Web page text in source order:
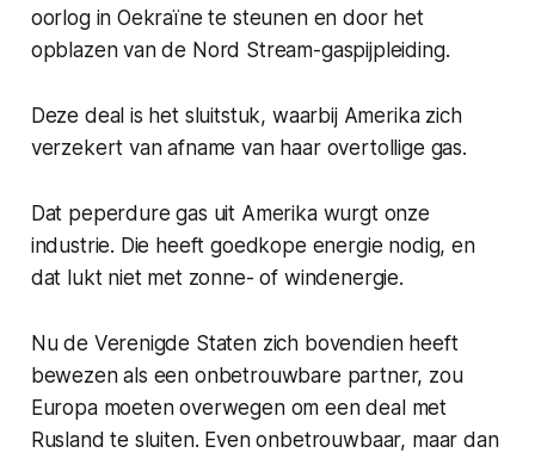
oorlog in Oekraïne te steunen en door het
opblazen van de Nord Stream-gaspijpleiding.
Deze deal is het sluitstuk, waarbij Amerika zich
verzekert van afname van haar overtollige gas.
Dat peperdure gas uit Amerika wurgt onze
industrie. Die heeft goedkope energie nodig, en
dat lukt niet met zonne- of windenergie.
Nu de Verenigde Staten zich bovendien heeft
bewezen als een onbetrouwbare partner, zou
Europa moeten overwegen om een deal met
Rusland te sluiten. Even onbetrouwbaar, maar dan